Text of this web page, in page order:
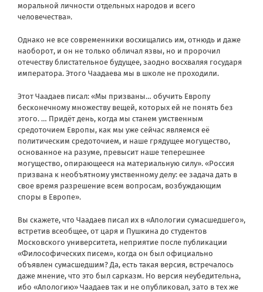
моральной личности отдельных народов и всего
человечества».
Однако не все современники восхищались им, отнюдь и даже
наоборот, и он не только обличал язвы, но и пророчил
отечеству блистательное будущее, заодно восхваляя государя
императора. Этого Чаадаева мы в школе не проходили.
Этот Чаадаев писал: «Мы призваны… обучить Европу
бесконечному множеству вещей, которых ей не понять без
этого. … Придёт день, когда мы станем умственным
средоточием Европы, как мы уже сейчас являемся её
политическим средоточием, и наше грядущее могущество,
основанное на разуме, превысит наше теперешнее
могущество, опирающееся на материальную силу». «Россия
призвана к необъятному умственному делу: ее задача дать в
свое время разрешение всем вопросам, возбуждающим
споры в Европе».
Вы скажете, что Чаадаев писал их в «Апологии сумасшедшего»,
встретив всеобщее, от царя и Пушкина до студентов
Московского университета, неприятие после публикации
«Философических писем», когда он был официально
объявлен сумасшедшим? Да, есть такая версия, встречалось
даже мнение, что это был сарказм. Но версия неубедительна,
ибо «Апологию» Чаадаев так и не опубликовал, зато в тех же